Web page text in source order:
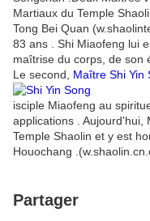
Martiaux du Temple
Tong Bei Quan
83 ans . Shi Miaofeng lui
maîtrise du corps, de son
Le second, Maître Shi Yin
isciple Miaofeng au
applications . Aujourd'hui,
Temple Shaolin et y est
Houochang
Partager